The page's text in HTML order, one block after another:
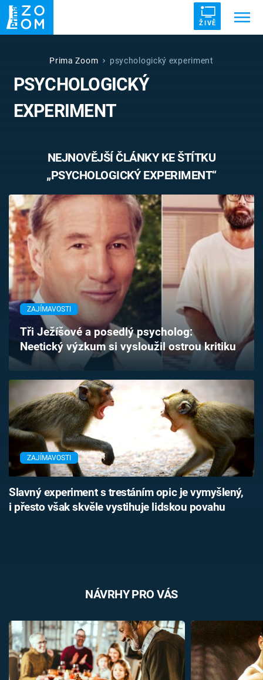
ŽIVĚ
ZRÁDCI DRUHÁ SVĚTOVÁ VÁLKA
ZÁHADY VETŘELCI DÁVNOVĚKU
Témata
Pořady
TV Program
Časopis
Sledujte prima+
Přihlášení
Sledujte nás
Prima Zoom psychologický experiment
PSYCHOLOGICKÝ
EXPERIMENT
NEJNOVĚJŠÍ ČLÁNKY KE ŠTÍTKU
„PSYCHOLOGICKÝ EXPERIMENT“
ZAJÍMAVOSTI
Tři Ježíšové a posedlý psycholog:
Neetický výzkum si vysloužil ostrou kritiku
ZAJÍMAVOSTI
Slavný experiment s trestáním opic je vymyšlený,
i přesto však skvěle vystihuje lidskou povahu
NÁVRHY PRO VÁS